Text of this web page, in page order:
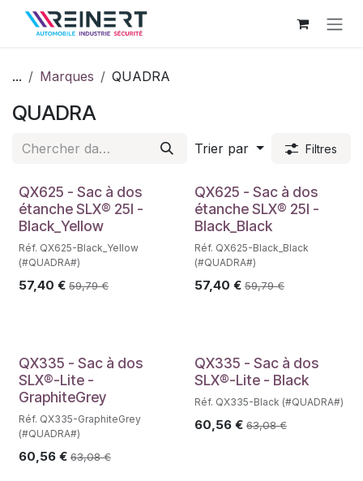
Se rendre au contenu
... Marques QUADRA
QUADRA
Trier par Filtres
QX625 - Sac à dos
étanche SLX® 25l -
Black_Yellow
Réf. QX625-Black_Yellow
(#QUADRA#)
57,40 € 59,79€
QX625 - Sac à dos
étanche SLX® 25l -
Black_Black
Réf. QX625-Black_Black
(#QUADRA#)
57,40 € 59,79€
QX335 - Sac à dos
SLX®-Lite -
GraphiteGrey
Réf. QX335-GraphiteGrey
(#QUADRA#)
60,56 € 63,08€
QX335 - Sac à dos
SLX®-Lite - Black
Réf. QX335-Black (#QUADRA#)
60,56€ 63,08€